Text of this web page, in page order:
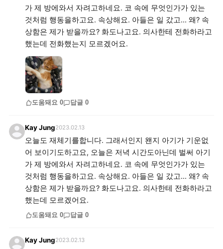
가 제 방에와서 자려고하네요. 코 속에 무엇인가가 있는
것처럼 행동을하고요. 속상해요. 아들은 일 갔고... 왜? 속
상함은 제가 받을까요? 화도나고요. 의사한테 전화하라고
했는데 전화했는지 모르겠어요.
도움돼요 0 답글 0
Kay Jung2023.02.13
오늘도 재체기를합니다. 그래서인지 왠지 아기가 기운없
어 보이기도하고요, 오늘은 저녁 시간도아닌데 벌써 아기
가 제 방에와서 자려고하네요. 코 속에 무엇인가가 있는
것처럼 행동을하고요. 속상해요. 아들은 일 갔고... 왜? 속
상함은 제가 받을까요? 화도나고요. 의사한테 전화하라고
했는데 모르겠어요.
도움돼요 0 답글 0
Kay Jung2023.02.13